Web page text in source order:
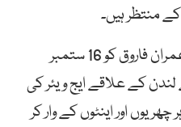
منتظر ہیں۔
ایم کیو ایم کے بانی رہنما ڈاکٹر عمران فاروق کو 16 ستمبر
لندن کے علاقے ایج ویئر کی
اور اینٹوں کے وار کر